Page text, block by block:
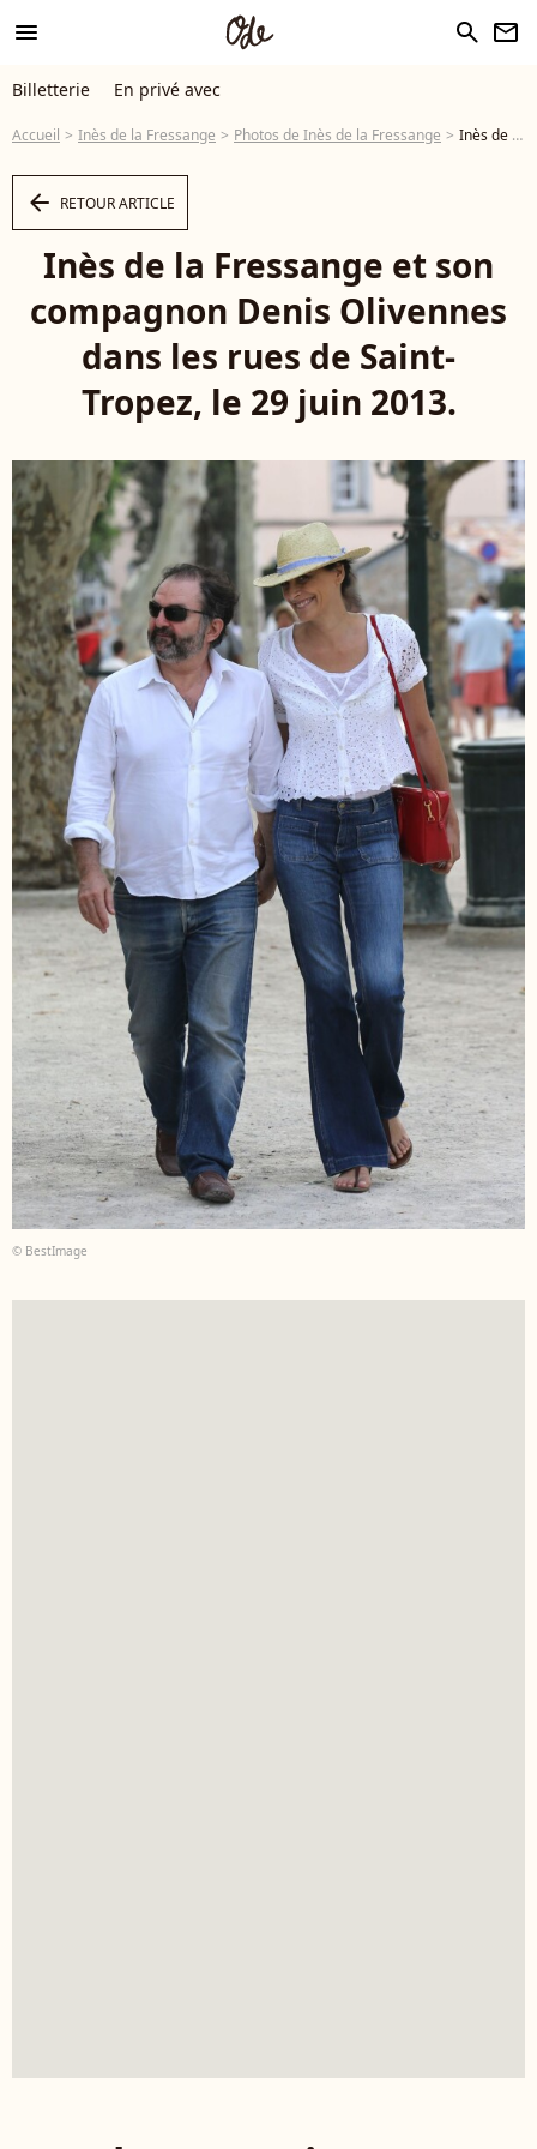
menu search newsletter
Billetterie En privé avec
Accueil Inès de la Fressange Photos de Inès de la Fressange Inès de la Fressange et son compagnon Denis Olivennes dans les rues de Saint-Tropez, le 29 juin 2013. - Photo
arrow_left RETOUR ARTICLE
Inès de la Fressange et son
compagnon Denis Olivennes
dans les rues de Saint-
Tropez, le 29 juin 2013.
© BestImage